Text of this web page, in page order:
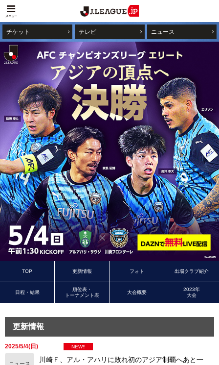
メニュー
チケット テレビ ニュース
TOP 更新情報 フォト 出場クラブ紹介
日程・結果
順位表・
トーナメント表
大会概要
2023年
大会
更新情報
2025/5/4(日) NEW!!
ニュース
川崎Ｆ、アル・アハリに敗れ初のアジア制覇へあと一